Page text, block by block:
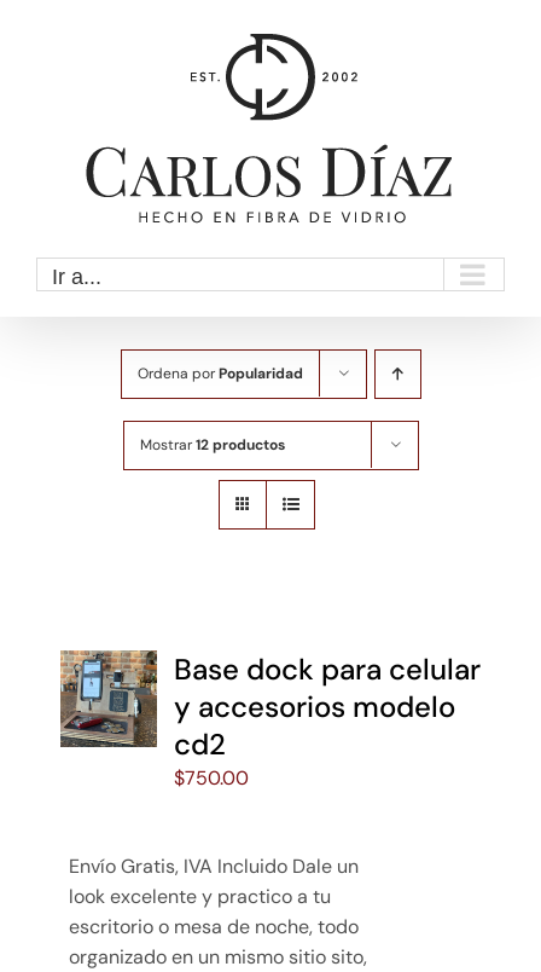
Ir a...
Ordena porPopularidad
Mostrar12 productos
Base dock para celular
y accesorios modelo
cd2
$750.00
Envío Gratis, IVA Incluido Dale un
look excelente y practico a tu
escritorio o mesa de noche, todo
organizado en un mismo sitio sito,